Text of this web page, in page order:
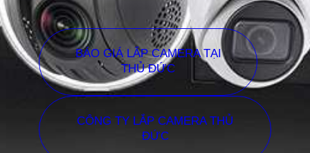
BÁO GIÁ LẮP CAMERA TẠI
THỦ ĐỨC
CÔNG TY LẮP CAMERA THỦ
ĐỨC